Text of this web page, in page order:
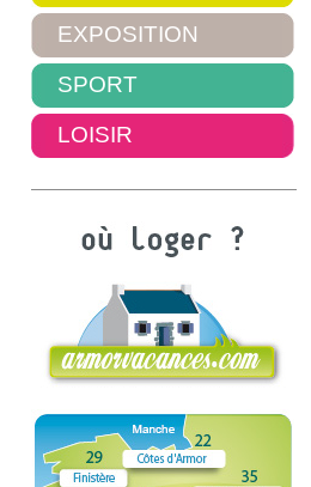
EXPOSITION
SPORT
LOISIR